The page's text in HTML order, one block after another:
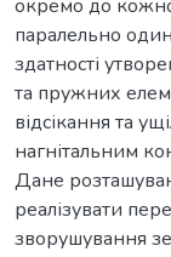
окремо до
паралельно
здатності
та пружних
відсікання та
нагнітальним
Дане
реалізувати
зворушування